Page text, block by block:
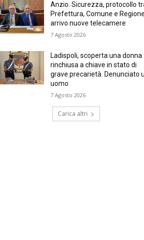
Anzio. Sicurezza, protocollo
Prefettura, Comune e
arrivo nuove telecamere
7 Agosto 2026
Ladispoli, scoperta una donna
rinchiusa a chiave in stato di
grave precarietà. Denunciato
uomo
7 Agosto 2026
Carica altri